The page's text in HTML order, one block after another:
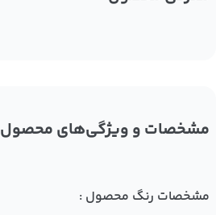
مشخصات و ویژگی‌های محصول
مشخصات رنگ محصول :